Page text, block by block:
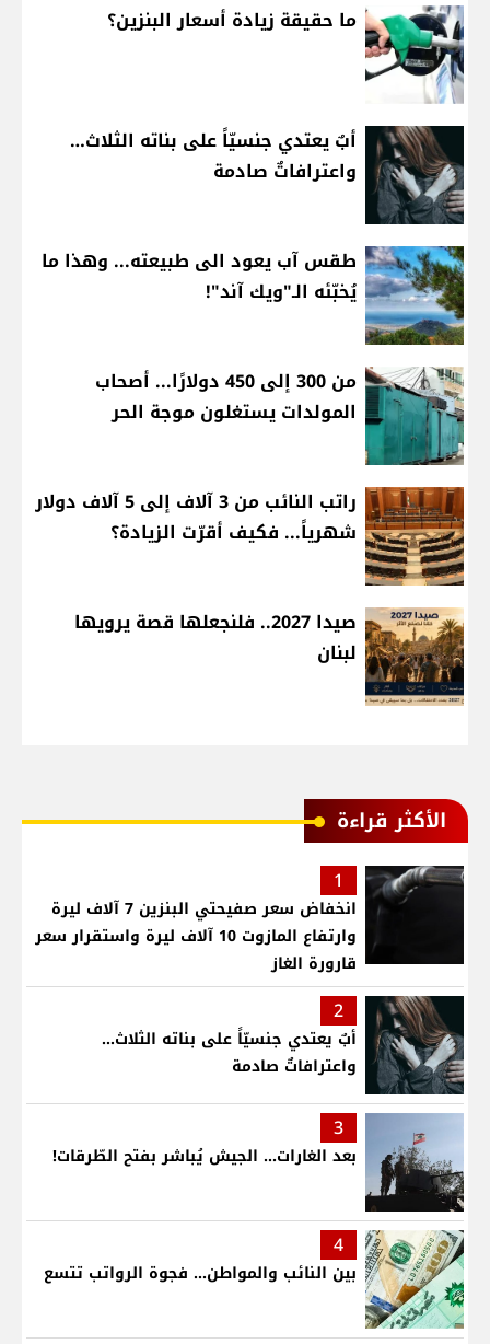
ما حقيقة زيادة أسعار البنزين؟
أبٌ يعتدي جنسيّاً على بناته الثلاث…
واعترافاتٌ صادمة
طقس آب يعود الى طبيعته... وهذا ما
يُخبّئه الـ"ويك آند"!
من 300 إلى 450 دولارًا... أصحاب
المولدات يستغلون موجة الحر
راتب النائب من 3 آلاف إلى 5 آلاف دولار
شهرياً... فكيف أقرّت الزيادة؟
صيدا 2027.. فلنجعلها قصة يرويها
لبنان
الأكثر قراءة
1
انخفاض سعر صفيحتي البنزين 7 آلاف ليرة
وارتفاع المازوت 10 آلاف ليرة واستقرار سعر
قارورة الغاز
2
أبٌ يعتدي جنسيّاً على بناته الثلاث…
واعترافاتٌ صادمة
3
بعد الغارات... الجيش يُباشر بفتح الطّرقات!
4
بين النائب والمواطن... فجوة الرواتب تتسع